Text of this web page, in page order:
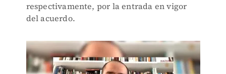
respectivamente, por la entrada en vigor
del acuerdo.